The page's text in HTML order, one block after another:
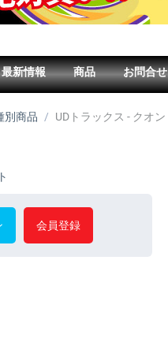
最新情報 商品 お問合せ
別商品 / UDトラックス - クオン
会員登録